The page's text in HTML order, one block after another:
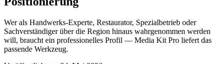
Wer als Handwerks-Experte, Restaurator, Spezialbetrieb oder
Sachverständiger über die Region hinaus wahrgenommen werden
will, braucht ein professionelles Profil — Media Kit Pro liefert das
passende Werkzeug.